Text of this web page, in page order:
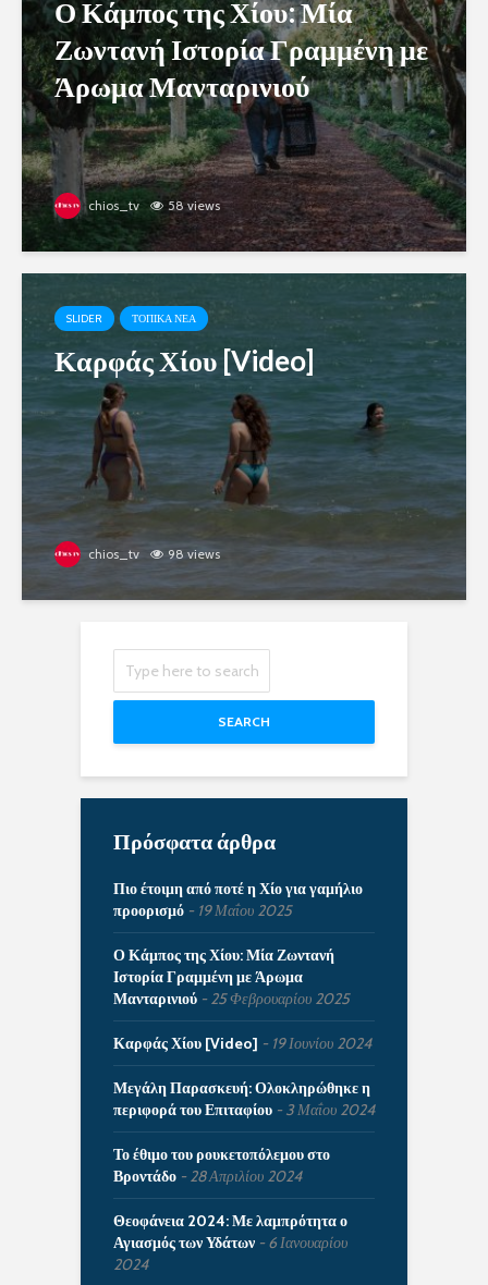
Ο Κάμπος της Χίου: Μία
Ζωντανή Ιστορία Γραμμένη με
Άρωμα Μανταρινιού
chios_tv 58 views
SLIDER ΤΟΠΙΚΑ ΝΕΑ
Καρφάς Χίου [Video]
chios_tv 98 views
SEARCH
Πρόσφατα άρθρα
Πιο έτοιμη από ποτέ η Χίο για γαμήλιο
προορισμό
19 Μαΐου 2025
Ο Κάμπος της Χίου: Μία Ζωντανή
Ιστορία Γραμμένη με Άρωμα
Μανταρινιού
25 Φεβρουαρίου 2025
Καρφάς Χίου [Video] 19 Ιουνίου 2024
Μεγάλη Παρασκευή: Ολοκληρώθηκε η
περιφορά του Επιταφίου
3 Μαΐου 2024
Το έθιμο του ρουκετοπόλεμου στο
Βροντάδο
28 Απριλίου 2024
Θεοφάνεια 2024: Με λαμπρότητα ο
Αγιασμός των Υδάτων
6 Ιανουαρίου
2024